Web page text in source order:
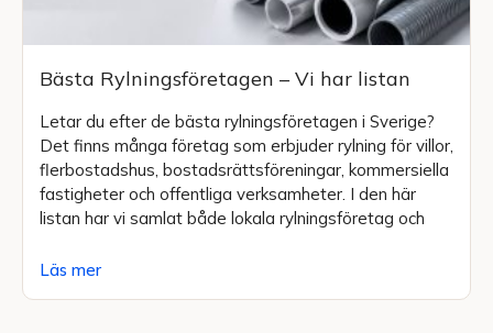
Bästa Rylningsföretagen – Vi har listan
Letar du efter de bästa rylningsföretagen i Sverige?
Det finns många företag som erbjuder rylning för villor,
flerbostadshus, bostadsrättsföreningar, kommersiella
fastigheter och offentliga verksamheter. I den här
listan har vi samlat både lokala rylningsföretag och
Läs mer